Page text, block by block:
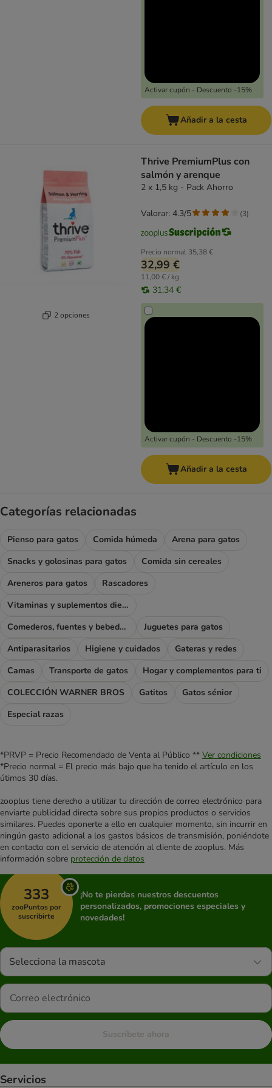
Activar cupón - Descuento -15%
Añadir a la cesta
2 opciones
Thrive PremiumPlus con
salmón y arenque
2 x 1,5 kg - Pack Ahorro
Precio normal 35,38 €
32,99 €
11,00 € / kg
31,34 €
Activar cupón - Descuento -15%
Valorar: 4.3/5 (3)
Añadir a la cesta
Categorías relacionadas
Pienso para gatos Comida húmeda
Arena para gatos
Snacks y golosinas para gatos
Comida sin cereales
Areneros para gatos
Rascadores
Vitaminas y suplementos dietéticos
Comederos, fuentes y bebederos
Juguetes para gatos
Antiparasitarios
Higiene y cuidados
Gateras y redes
Camas
Transporte de gatos
Hogar y complementos para ti
COLECCIÓN WARNER BROS
Gatitos
Gatos sénior
Especial razas
*PRVP = Precio Recomendado de Venta al Público ** Ver condiciones
*Precio normal = El precio más bajo que ha tenido el artículo en los
útimos 30 días.
zooplus tiene derecho a utilizar tu dirección de correo electrónico para
enviarte publicidad directa sobre sus propios productos o servicios
similares. Puedes oponerte a ello en cualquier momento, sin incurrir en
ningún gasto adicional a los gastos básicos de transmisión, poniéndote
en contacto con el servicio de atención al cliente de zooplus. Más
información sobre protección de datos
333
zooPuntos por
suscribirte
¡No te pierdas nuestros descuentos
personalizados, promociones especiales y
novedades!
Selecciona la mascota
Suscríbete ahora
Servicios